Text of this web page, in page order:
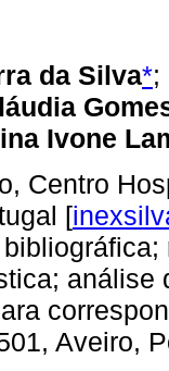
da Silva*;
Ivone
Centro
[
análise
Aveiro,